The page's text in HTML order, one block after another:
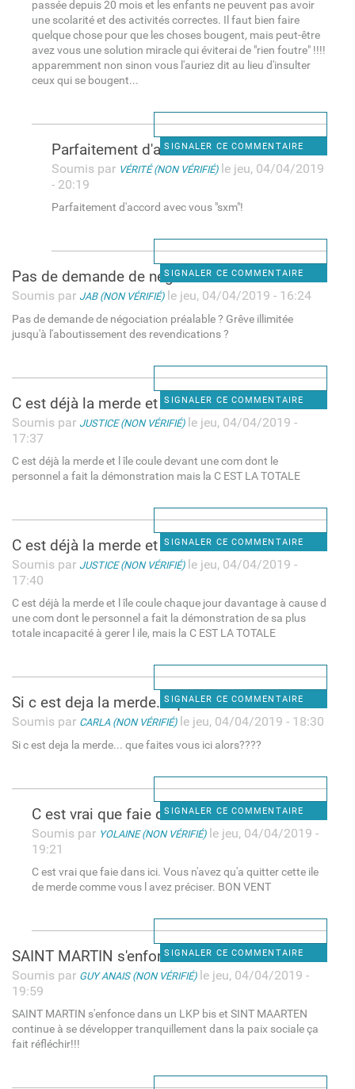
passée depuis 20 mois et les enfants ne peuvent pas avoir
une scolarité et des activités correctes. Il faut bien faire
quelque chose pour que les choses bougent, mais peut-être
avez vous une solution miracle qui éviterai de "rien foutre" !!!!
apparemment non sinon vous l'auriez dit au lieu d'insulter
ceux qui se bougent...
SIGNALER CE COMMENTAIRE
Parfaitement d'accord avec
Soumis par VÉRITÉ (NON VÉRIFIÉ)le jeu, 04/04/2019
- 20:19
Parfaitement d'accord avec vous "sxm"!
SIGNALER CE COMMENTAIRE
Pas de demande de négociation
Soumis par JAB (NON VÉRIFIÉ)le jeu, 04/04/2019 - 16:24
Pas de demande de négociation préalable ? Grêve illimitée
jusqu'à l'aboutissement des revendications ?
SIGNALER CE COMMENTAIRE
C est déjà la merde et l île
Soumis par JUSTICE (NON VÉRIFIÉ)le jeu, 04/04/2019 -
17:37
C est déjà la merde et l île coule devant une com dont le
personnel a fait la démonstration mais la C EST LA TOTALE
SIGNALER CE COMMENTAIRE
C est déjà la merde et l île
Soumis par JUSTICE (NON VÉRIFIÉ)le jeu, 04/04/2019 -
17:40
C est déjà la merde et l île coule chaque jour davantage à cause d
une com dont le personnel a fait la démonstration de sa plus
totale incapacité à gerer l ile, mais la C EST LA TOTALE
SIGNALER CE COMMENTAIRE
Si c est deja la merde... que
Soumis par CARLA (NON VÉRIFIÉ)le jeu, 04/04/2019 - 18:30
Si c est deja la merde... que faites vous ici alors????
SIGNALER CE COMMENTAIRE
C est vrai que faie dans ici.
Soumis par YOLAINE (NON VÉRIFIÉ)le jeu, 04/04/2019 -
19:21
C est vrai que faie dans ici. Vous n'avez qu'a quitter cette ile
de merde comme vous l avez préciser. BON VENT
SIGNALER CE COMMENTAIRE
SAINT MARTIN s'enfonce dans
Soumis par GUY ANAIS (NON VÉRIFIÉ)le jeu, 04/04/2019 -
19:59
SAINT MARTIN s'enfonce dans un LKP bis et SINT MAARTEN
continue à se développer tranquillement dans la paix sociale ça
fait réfléchir!!!